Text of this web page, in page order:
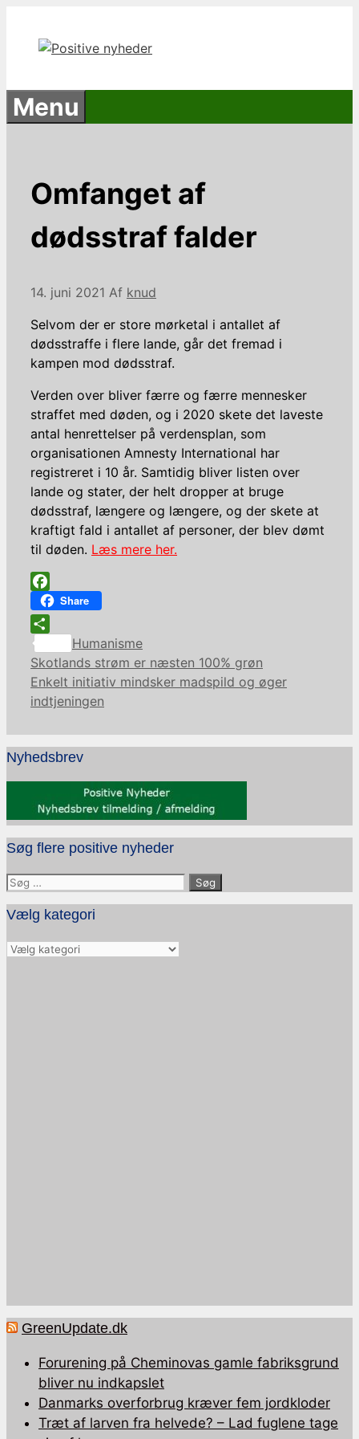
indhold
Menu
Omfanget af
dødsstraf falder
14. juni 2021 Af knud
Selvom der er store mørketal i antallet af
dødsstraffe i flere lande, går det fremad i
kampen mod dødsstraf.
Verden over bliver færre og færre mennesker
straffet med døden, og i 2020 skete det laveste
antal henrettelser på verdensplan, som
organisationen Amnesty International har
registreret i 10 år. Samtidig bliver listen over
lande og stater, der helt dropper at bruge
dødsstraf, længere og længere, og der skete at
kraftigt fald i antallet af personer, der blev dømt
til døden. Læs mere her.
Facebook
Share
Share
Kategorier
Humanisme
Skotlands strøm er næsten 100% grøn
Enkelt initiativ mindsker madspild og øger
indtjeningen
Nyhedsbrev
Søg flere positive nyheder
Søg
efter:
Vælg kategori
Vælg
GreenUpdate.dk
Forurening på Cheminovas gamle fabriksgrund
bliver nu indkapslet
Danmarks overforbrug kræver fem jordkloder
Træt af larven fra helvede? – Lad fuglene tage